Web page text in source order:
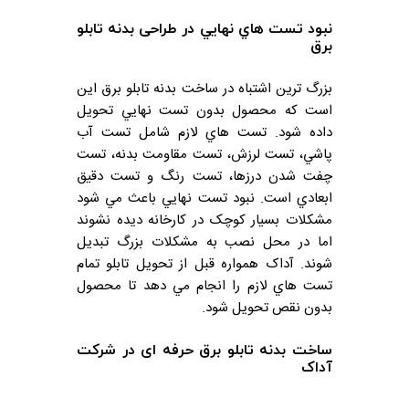
نبود تست هاي نهايي در طراحی بدنه تابلو
برق
بزرگ ترين اشتباه در ساخت بدنه تابلو برق اين
است که محصول بدون تست نهايي تحويل
داده شود. تست هاي لازم شامل تست آب
پاشي، تست لرزش، تست مقاومت بدنه، تست
چفت شدن درزها، تست رنگ و تست دقيق
ابعادي است. نبود تست نهايي باعث مي شود
مشکلات بسيار کوچک در کارخانه ديده نشوند
اما در محل نصب به مشکلات بزرگ تبديل
شوند. آداک همواره قبل از تحويل تابلو تمام
تست هاي لازم را انجام مي دهد تا محصول
بدون نقص تحويل شود.
ساخت بدنه تابلو برق حرفه ای در شرکت
آداک